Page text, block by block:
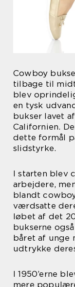
Cowboy
tilbage til
blev
en tysk
bukser lavet
Californien.
dette formål
slidstyrke.
I starten blev
arbejdere,
blandt
værdsatte
løbet af det
bukserne
båret af unge
udtrykke
I 1950’erne
mere